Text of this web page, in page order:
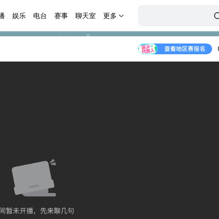
娱乐 电台 赛事 聊天室 更多